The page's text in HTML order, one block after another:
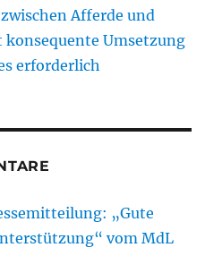
Afferde und
konsequente Umsetzung
erforderlich
„Gute
vom MdL